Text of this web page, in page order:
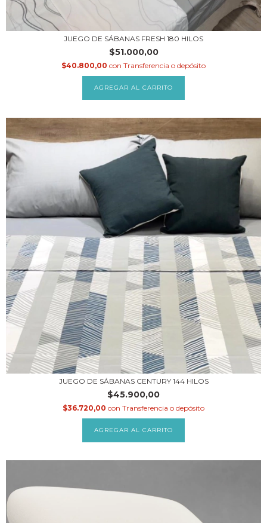
JUEGO DE SÁBANAS FRESH 180 HILOS
$51.000,00
$40.800,00 con Transferencia o depósito
AGREGAR AL CARRITO
JUEGO DE SÁBANAS CENTURY 144 HILOS
$45.900,00
$36.720,00 con Transferencia o depósito
AGREGAR AL CARRITO